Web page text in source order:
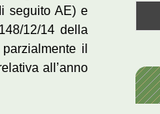
seguito AE) e
12/14 della
il
all’anno